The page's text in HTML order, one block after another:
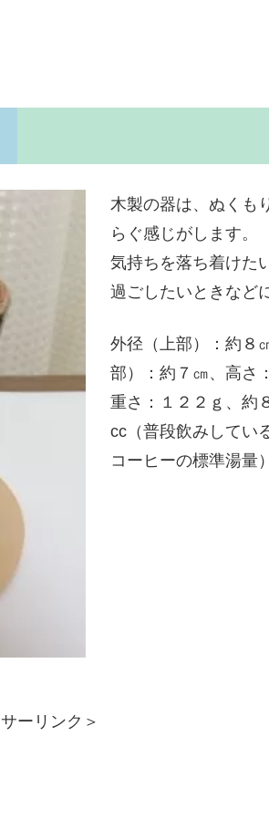
木製の器は、ぬくも
らぐ感じがします。
気持ちを落ち着けた
過ごしたいときなど
外径（上部）：約８
部）：約７㎝、高さ
重さ：１２２ｇ、約
cc（普段飲みしてい
コーヒーの標準湯量）
ーリンク＞